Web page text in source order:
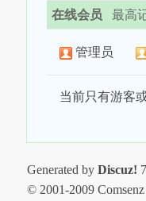
在线会员 最高
管理员
当前只有游客
Generated by Discuz!
© 2001-2009